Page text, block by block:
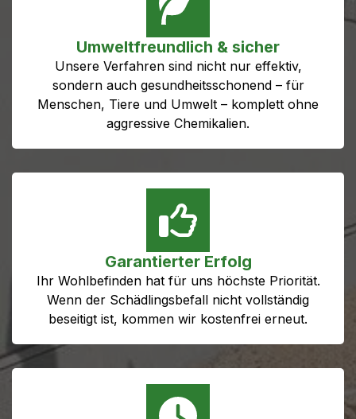
Umweltfreundlich & sicher
Unsere Verfahren sind nicht nur effektiv,
sondern auch gesundheitsschonend – für
Menschen, Tiere und Umwelt – komplett ohne
aggressive Chemikalien.
Garantierter Erfolg
Ihr Wohlbefinden hat für uns höchste Priorität.
Wenn der Schädlingsbefall nicht vollständig
beseitigt ist, kommen wir kostenfrei erneut.